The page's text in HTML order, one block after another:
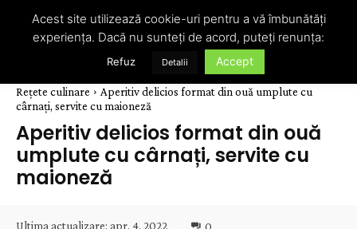
Rețete culinare
Aperitiv delicios format din ouă umplute cu
cârnați, servite cu maioneză
Aperitiv delicios format din ouă
umplute cu cârnați, servite cu
maioneză
Ultima actualizare: apr. 4, 2022
Acest site utilizează cookie-uri pentru a vă îmbunătăți
experiența. Dacă nu sunteți de acord, puteți renunța:
Refuz Detalii Accept